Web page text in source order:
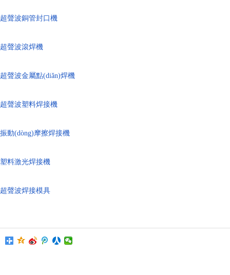
超聲波銅管封口機
超聲波滾焊機
超聲波金屬點(diǎn)焊機
超聲波塑料焊接機
振動(dòng)摩擦焊接機
塑料激光焊接機
超聲波焊接模具